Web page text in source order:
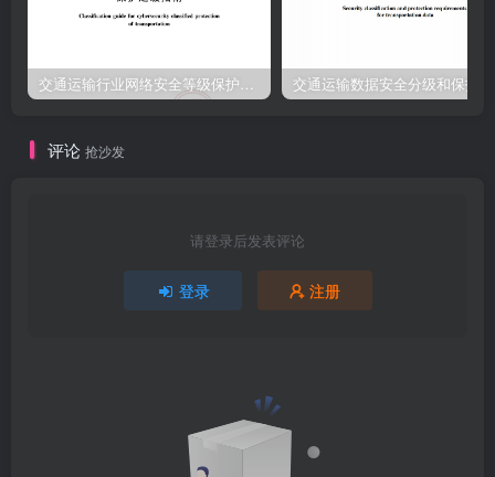
交通运输数据安全分级和保护
评论 抢沙发
请登录后发表评论
登录 注册